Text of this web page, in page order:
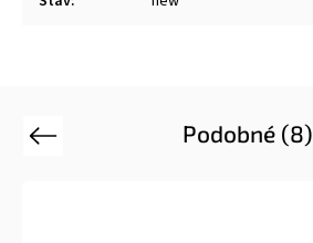
Podobné (8)
Previous